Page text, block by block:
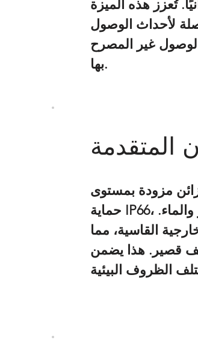
تُعزز هذه الميزة
لأحداث الوصول
غير المصرح
بها.
المتقدمة
مزودة بمستوى
حماية IP66، مما يوفر حماية قوية ضد تسرب الغبار والماء.
القاسية، مما
قصير. هذا يضمن